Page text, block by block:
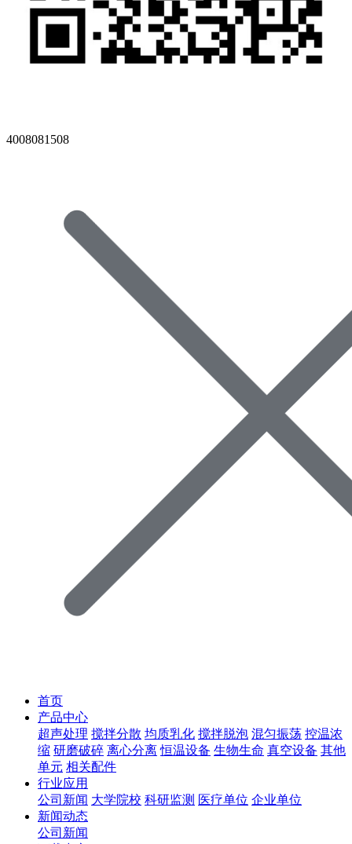
4008081508
首页
产品中心
超声处理 搅拌分散 均质乳化 搅拌脱泡 混匀振荡 控温浓
缩 研磨破碎 离心分离 恒温设备 生物生命 真空设备 其他
单元 相关配件
行业应用
公司新闻 大学院校 科研监测 医疗单位 企业单位
新闻动态
公司新闻